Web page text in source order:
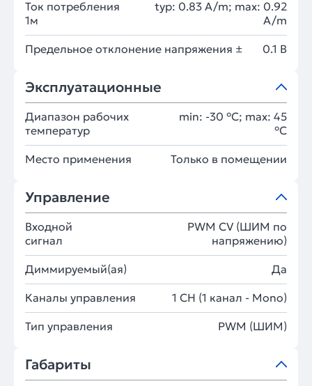
Ток потребления
1м
typ: 0.83 A/m; max: 0.92
A/m
Предельное отклонение напряжения ± 0.1 В
Эксплуатационные
Диапазон рабочих
температур
min: -30 °C; max: 45
°C
Место применения Только в помещении
Управление
Входной
сигнал
PWM СV (ШИМ по
напряжению)
Диммируемый(ая) Да
Каналы управления 1 CH (1 канал - Mono)
Тип управления PWM (ШИМ)
Габариты